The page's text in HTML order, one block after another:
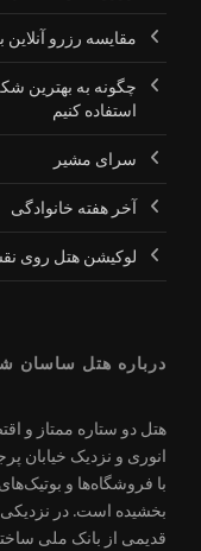
مقایسه رزرو
استفاده کنیم
سرای مشیر
آخر هفته خانوادگی
لوکیشن هتل روی
درباره هتل ساسان
هتل دو ستاره ممتاز و
انوری و نزدیک خیابان
با فروشگاه‌ها و
بخشیده است. در نزدیکی
قدیمی از بانک ملی